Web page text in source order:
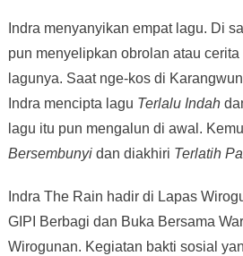
Indra menyanyikan empat lagu. Di
pun menyelipkan obrolan atau
lagunya. Saat nge-kos di
Indra mencipta lagu Terlalu Indah
lagu itu pun mengalun di awal.
Bersembunyidan diakhiri Terlatih
Indra The Rain hadir di Lapas
GIPI Berbagi dan Buka Bersama
Wirogunan. Kegiatan bakti sosial